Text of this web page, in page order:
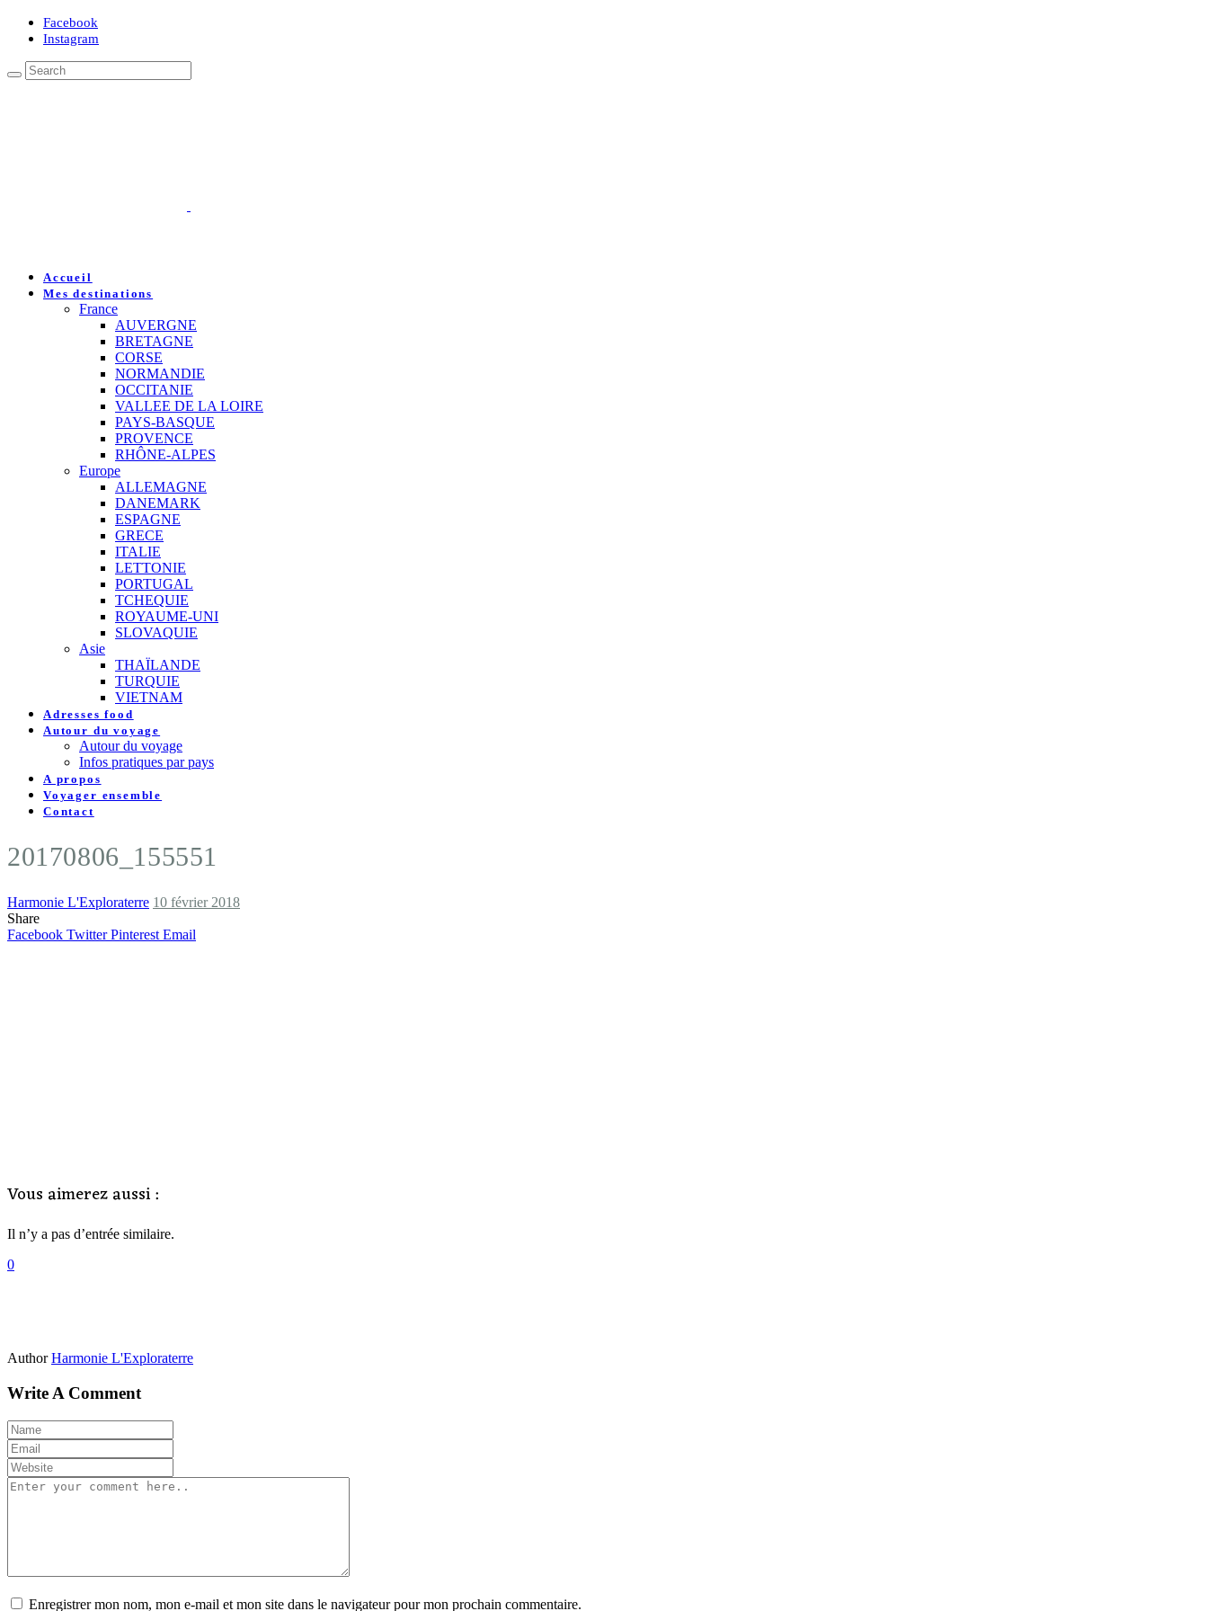
Facebook
Instagram
Accueil
Mes destinations
France
AUVERGNE
BRETAGNE
CORSE
NORMANDIE
OCCITANIE
VALLEE DE LA LOIRE
PAYS-BASQUE
PROVENCE
RHÔNE-ALPES
Europe
ALLEMAGNE
DANEMARK
ESPAGNE
GRECE
ITALIE
LETTONIE
PORTUGAL
TCHEQUIE
ROYAUME-UNI
SLOVAQUIE
Asie
THAÏLANDE
TURQUIE
VIETNAM
Adresses food
Autour du voyage
Autour du voyage
Infos pratiques par pays
A propos
Voyager ensemble
Contact
20170806_155551
Harmonie L'Exploraterre 10 février 2018
Share
Facebook Twitter Pinterest Email
Vous aimerez aussi :
Il n’y a pas d’entrée similaire.
0
Author Harmonie L'Exploraterre
Write A Comment
Enregistrer mon nom, mon e-mail et mon site dans le navigateur pour mon prochain commentaire.